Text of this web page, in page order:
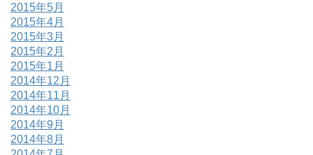
2015年5月
2015年4月
2015年3月
2015年2月
2015年1月
2014年12月
2014年11月
2014年10月
2014年9月
2014年8月